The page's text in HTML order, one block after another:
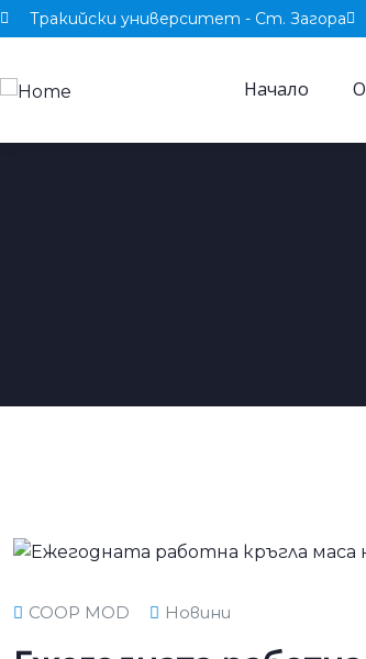
Тракийски университет - Ст. Загора
Начало
COOP MOD Новини